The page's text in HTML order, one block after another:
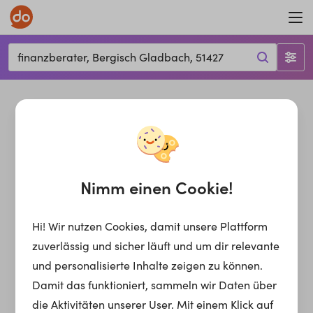
finanzberater, Bergisch Gladbach, 51427
Nimm einen Cookie!
Hi! Wir nutzen Cookies, damit unsere Plattform
zuverlässig und sicher läuft und um dir relevante
und personalisierte Inhalte zeigen zu können.
Damit das funktioniert, sammeln wir Daten über
die Aktivitäten unserer User. Mit einem Klick auf